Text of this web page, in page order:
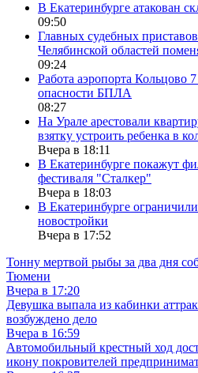
В Екатеринбурге атакован
09:50
Главных судебных
Челябинской областей
09:24
Работа аэропорта Кольцово
опасности БПЛА
08:27
На Урале арестовали
взятку устроить ребенка в
Вчера в 18:11
В Екатеринбурге покажут
фестиваля "Сталкер"
Вчера в 18:03
В Екатеринбурге
новостройки
Вчера в 17:52
Тонну мертвой рыбы за два дня
Тюмени
Вчера в 17:20
Девушка выпала из кабинки
возбуждено дело
Вчера в 16:59
Автомобильный крестный ход
икону покровителей